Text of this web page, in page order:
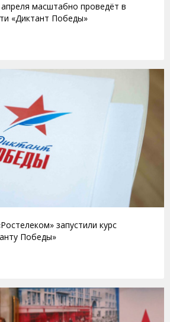
масштабно проведёт в
«Диктант Победы»
запустили курс
Победы»